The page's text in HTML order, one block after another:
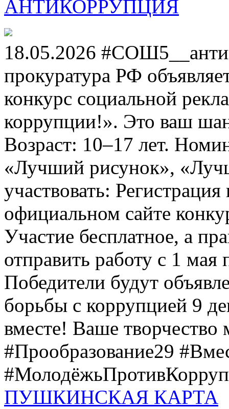
АНТИКОРРУПЦИЯ
18.05.2026
прокуратура РФ
конкурс социальной
коррупции!». Это ваш
Возраст: 10–17 лет.
«Лучший рисунок»,
участвовать:
официальном сайте
Участие бесплатное, а
отправить работу с 1 мая
Победители будут
борьбы с коррупцией 9
вместе! Ваше творчество
#Прообразование29
ПУШКИНСКАЯ КАРТА